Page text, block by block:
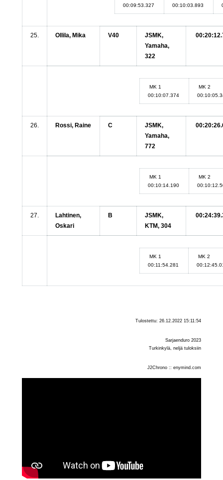
00:09:53.327
00:10:03.893
25. Ollila, Mika V40
JSMK,
Yamaha,
322
MK 1
00:10:07.374
MK 2
26. Rossi, Raine C
JSMK,
Yamaha,
772
MK 1
00:10:14.190
MK 2
27.
Lahtinen,
Oskari
B
JSMK,
KTM, 304
MK 1
00:11:54.281
MK 2
Tulostettu: 26.12.2022 15:11:54
Sarjaenduro 2023
Turkinkylä, neljä tuloksiin
J2Chrono :: enymind.com